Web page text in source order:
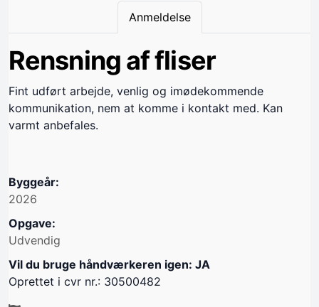
Anmeldelse
Rensning af fliser
Fint udført arbejde, venlig og imødekommende
kommunikation, nem at komme i kontakt med. Kan
varmt anbefales.
Byggeår:
2026
Opgave:
Udvendig
Vil du bruge håndværkeren igen: JA
Oprettet i cvr nr.: 30500482